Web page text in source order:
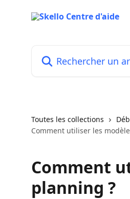
Toutes les collections
Comment utiliser les
Comment
planning ?